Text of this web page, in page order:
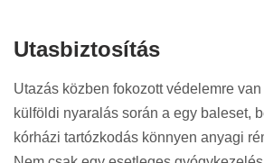
Utasbiztosítás
Utazás közben fokozott védelemre
külföldi nyaralás során a egy baleset,
kórházi tartózkodás könnyen anyagi